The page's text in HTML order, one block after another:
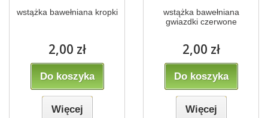
wstążka bawełniana kropki
2,00 zł
Do koszyka
Więcej
wstążka bawełniana
gwiazdki czerwone
2,00 zł
Do koszyka
Więcej